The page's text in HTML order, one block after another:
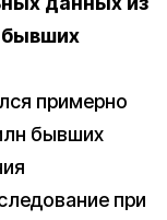
бывших
примерно
бывших
при